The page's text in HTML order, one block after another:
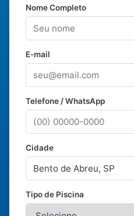
Nome Completo
E-mail
Telefone / WhatsApp
Cidade
Tipo de Piscina